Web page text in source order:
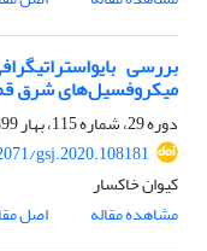
بررسی
میکروفسیل‌های شرق
دوره 29، شماره 115، بهار 1399، صفحه
gsj.2020.108181
کیوان خاکسار
مشاهده مقاله
اصل